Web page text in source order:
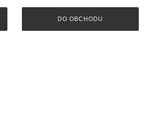
DO OBCHODU